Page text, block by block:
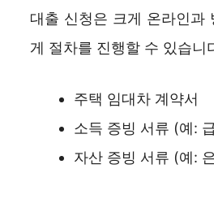
대출 신청은 크게 온라인과
게 절차를 진행할 수 있습니
주택 임대차 계약서
소득 증빙 서류 (예:
자산 증빙 서류 (예: